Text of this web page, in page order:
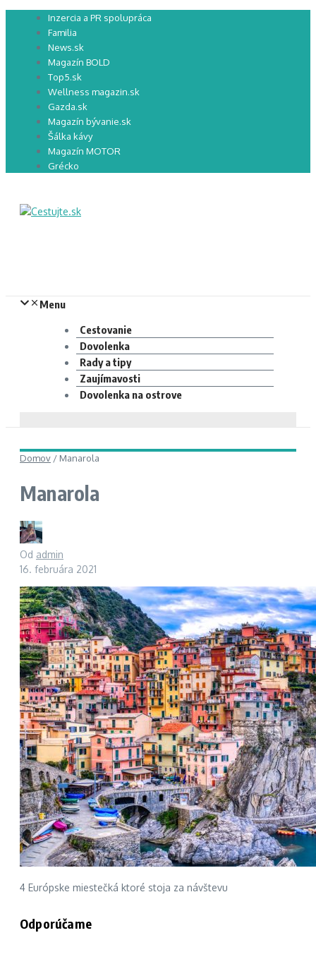
Preskočiť Inzercia a PR spolupráca
Familia
News.sk
Magazín BOLD
Top5.sk
Wellness magazin.sk
Gazda.sk
Magazín bývanie.sk
Šálka kávy
Magazín MOTOR
Grécko
Menu
Cestovanie
Dovolenka
Rady a tipy
Zaujímavosti
Dovolenka na ostrove
Domov / Manarola
Manarola
Od admin
16. februára 2021
4 Európske miestečká ktoré stoja za návštevu
Odporúčame